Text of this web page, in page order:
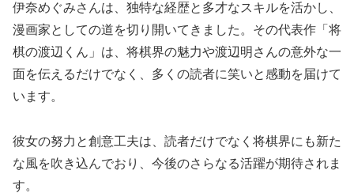
伊奈めぐみさんは、独特な経歴と多才なスキルを活かし、
漫画家としての道を切り開いてきました。その代表作「将
棋の渡辺くん」は、将棋界の魅力や渡辺明さんの意外な一
面を伝えるだけでなく、多くの読者に笑いと感動を届けて
います。
彼女の努力と創意工夫は、読者だけでなく将棋界にも新た
な風を吹き込んでおり、今後のさらなる活躍が期待されま
す。